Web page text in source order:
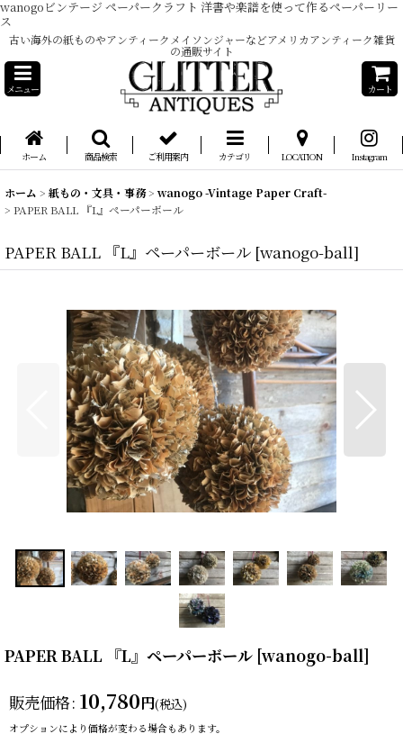
wanogoビンテージ ペーパークラフト 洋書や楽譜を使って作るペーパーリー
ス
古い海外の紙ものやアンティークメイソンジャーなどアメリカアンティーク雑貨
の通販サイト
メニュー カート
ホーム 商品検索 ご利用案内 カテゴリ LOCATION Instagram
ホーム > 紙もの・文具・事務> wanogo -Vintage Paper Craft-
> PAPER BALL 『L』ペーパーボール
PAPER BALL 『L』ペーパーボール [wanogo-ball]
PAPER BALL 『L』ペーパーボール [wanogo-ball]
販売価格: 10,780円(税込)
オプションにより価格が変わる場合もあります。